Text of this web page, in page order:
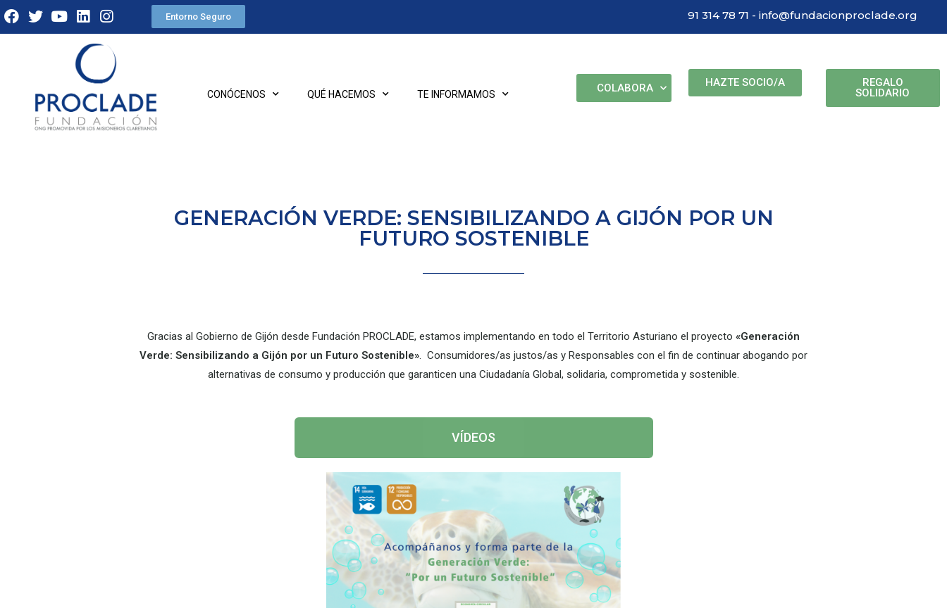
Entorno Seguro 91 314 78 71 - info@fundacionproclade.org
CONÓCENOS QUÉ HACEMOS TE INFORMAMOS COLABORA HAZTE SOCIO/A
REGALO
SOLIDARIO
GENERACIÓN VERDE: SENSIBILIZANDO A GIJÓN POR UN
FUTURO SOSTENIBLE
Gracias al Gobierno de Gijón desde Fundación PROCLADE, estamos implementando en todo el Territorio Asturiano el proyecto «Generación
Verde: Sensibilizando a Gijón por un Futuro Sostenible». Consumidores/as justos/as y Responsables con el fin de continuar abogando por
alternativas de consumo y producción que garanticen una Ciudadanía Global, solidaria, comprometida y sostenible.
VÍDEOS